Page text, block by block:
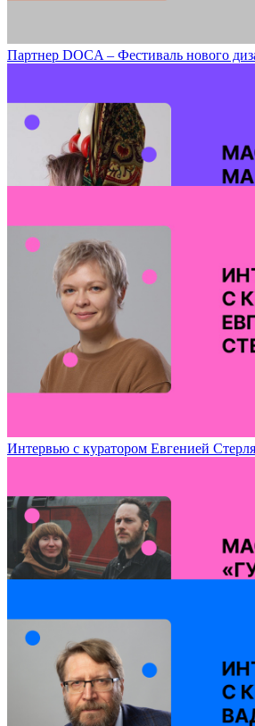
Партнер DOCA – Фестиваль нового
Лаборатория творческого
Интервью с куратором Евгенией
Мастерская Егора Ефремова и Марии